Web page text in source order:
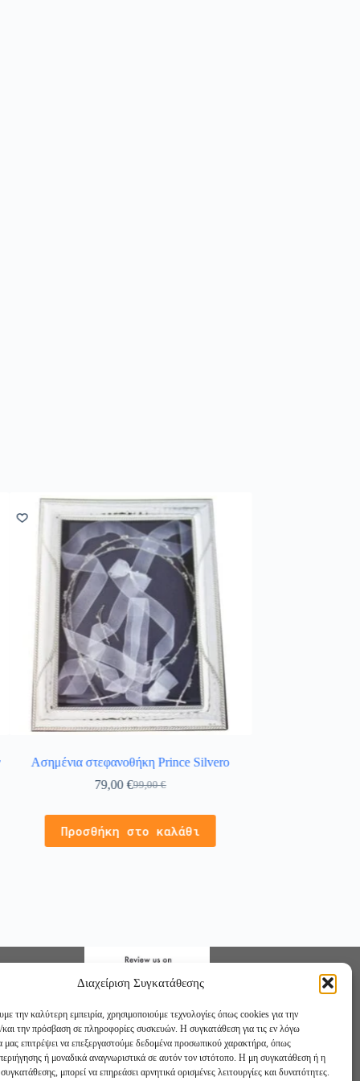
Διαχείριση Συγκατάθεσης
την καλύτερη εμπειρία, χρησιμοποιούμε τεχνολογίες όπως cookies για την
την πρόσβαση σε πληροφορίες συσκευών. Η συγκατάθεση για τις εν λόγω
μας επιτρέψει να επεξεργαστούμε δεδομένα προσωπικού χαρακτήρα, όπως
ή μοναδικά αναγνωριστικά σε αυτόν τον ιστότοπο. Η μη συγκατάθεση ή η
μπορεί να επηρεάσει αρνητικά ορισμένες λειτουργίες και δυνατότητες.
Ασημένια στεφανοθήκη Prince Silvero
99,00€
79,00€
Προσθήκη στο καλάθι